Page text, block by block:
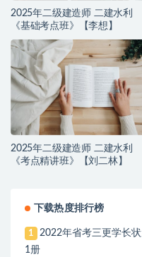
2025年二级建造师 二建水利
《基础考点班》【李想】
2025年二级建造师 二建水利
《考点精讲班》【刘二林】
下载热度排行榜
1
2022年省考三更学长
1册